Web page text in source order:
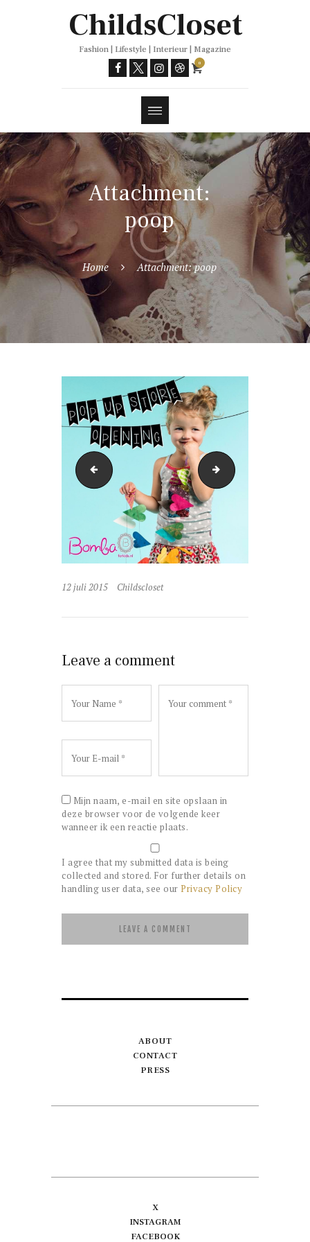
ChildsCloset
Fashion | Lifestyle | Interieur | Magazine
0
Attachment:
poop
Home Attachment: poop
naamloos maxx
12 juli 2015 Childscloset
Leave a comment
Mijn naam, e-mail en site opslaan in
deze browser voor de volgende keer
wanneer ik een reactie plaats.
I agree that my submitted data is being
collected and stored. For further details on
handling user data, see our Privacy Policy
ABOUT
CONTACT
PRESS
X
INSTAGRAM
FACEBOOK